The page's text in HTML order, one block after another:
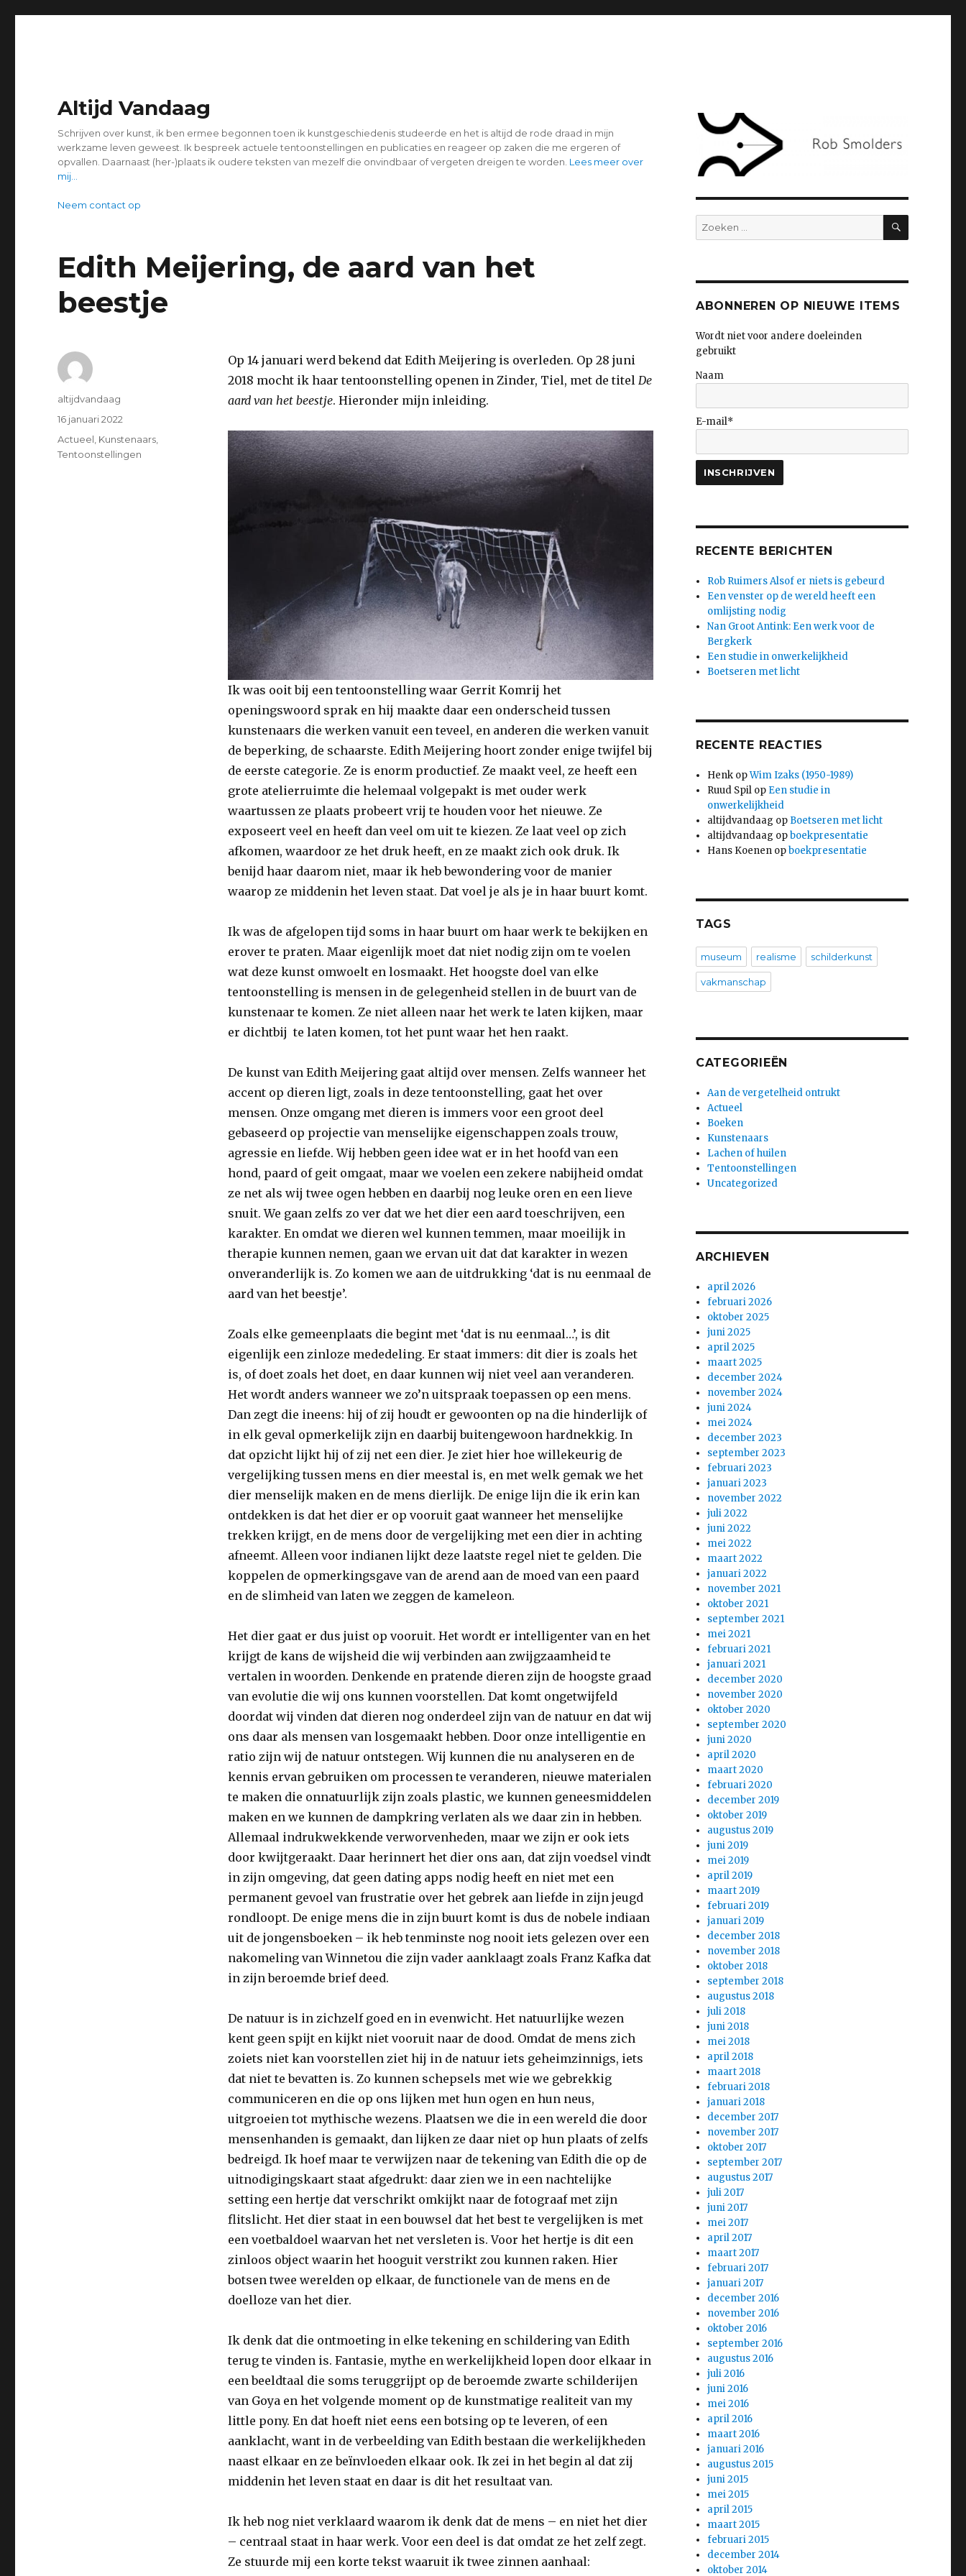
Altijd Vandaag
Schrijven over kunst, ik ben ermee begonnen toen ik kunstgeschiedenis studeerde en het is altijd de rode draad in mijn
werkzame leven geweest. Ik bespreek actuele tentoonstellingen en publicaties en reageer op zaken die me ergeren of
opvallen. Daarnaast (her-)plaats ik oudere teksten van mezelf die onvindbaar of vergeten dreigen te worden. Lees meer over
mij...
Neem contact op
Edith Meijering, de aard van het
beestje
Op 14 januari werd bekend dat Edith Meijering is overleden. Op 28 juni
2018 mocht ik haar tentoonstelling openen in Zinder, Tiel, met de titel De
aard van het beestje. Hieronder mijn inleiding.
Ik was ooit bij een tentoonstelling waar Gerrit Komrij het
openingswoord sprak en hij maakte daar een onderscheid tussen
kunstenaars die werken vanuit een teveel, en anderen die werken vanuit
de beperking, de schaarste. Edith Meijering hoort zonder enige twijfel bij
de eerste categorie. Ze is enorm productief. Ze maakt veel, ze heeft een
grote atelierruimte die helemaal volgepakt is met ouder werk
waartussen ze plaats probeert vrij te houden voor het nieuwe. Ze
exposeert veel en heeft dan veel om uit te kiezen. Ze laat veel op zich
afkomen, waardoor ze het druk heeft, en ze maakt zich ook druk. Ik
benijd haar daarom niet, maar ik heb bewondering voor de manier
waarop ze middenin het leven staat. Dat voel je als je in haar buurt komt.
Ik was de afgelopen tijd soms in haar buurt om haar werk te bekijken en
erover te praten. Maar eigenlijk moet dat niet nodig zijn om te voelen
wat deze kunst omwoelt en losmaakt. Het hoogste doel van elke
tentoonstelling is mensen in de gelegenheid stellen in de buurt van de
kunstenaar te komen. Ze niet alleen naar het werk te laten kijken, maar
er dichtbij te laten komen, tot het punt waar het hen raakt.
De kunst van Edith Meijering gaat altijd over mensen. Zelfs wanneer het
accent op dieren ligt, zoals in deze tentoonstelling, gaat het over
mensen. Onze omgang met dieren is immers voor een groot deel
gebaseerd op projectie van menselijke eigenschappen zoals trouw,
agressie en liefde. Wij hebben geen idee wat er in het hoofd van een
hond, paard of geit omgaat, maar we voelen een zekere nabijheid omdat
ze net als wij twee ogen hebben en daarbij nog leuke oren en een lieve
snuit. We gaan zelfs zo ver dat we het dier een aard toeschrijven, een
karakter. En omdat we dieren wel kunnen temmen, maar moeilijk in
therapie kunnen nemen, gaan we ervan uit dat dat karakter in wezen
onveranderlijk is. Zo komen we aan de uitdrukking ‘dat is nu eenmaal de
aard van het beestje’.
Zoals elke gemeenplaats die begint met ‘dat is nu eenmaal…’, is dit
eigenlijk een zinloze mededeling. Er staat immers: dit dier is zoals het
is, of doet zoals het doet, en daar kunnen wij niet veel aan veranderen.
Het wordt anders wanneer we zo’n uitspraak toepassen op een mens.
Dan zegt die ineens: hij of zij houdt er gewoonten op na die hinderlijk of
in elk geval opmerkelijk zijn en daarbij buitengewoon hardnekkig. In
dat opzicht lijkt hij of zij net een dier. Je ziet hier hoe willekeurig de
vergelijking tussen mens en dier meestal is, en met welk gemak we het
dier menselijk maken en de mens dierlijk. De enige lijn die ik erin kan
ontdekken is dat het dier er op vooruit gaat wanneer het menselijke
trekken krijgt, en de mens door de vergelijking met een dier in achting
afneemt. Alleen voor indianen lijkt deze laatste regel niet te gelden. Die
koppelen de opmerkingsgave van de arend aan de moed van een paard
en de slimheid van laten we zeggen de kameleon.
Het dier gaat er dus juist op vooruit. Het wordt er intelligenter van en het
krijgt de kans de wijsheid die wij verbinden aan zwijgzaamheid te
vertalen in woorden. Denkende en pratende dieren zijn de hoogste graad
van evolutie die wij ons kunnen voorstellen. Dat komt ongetwijfeld
doordat wij vinden dat dieren nog onderdeel zijn van de natuur en dat wij
ons daar als mensen van losgemaakt hebben. Door onze intelligentie en
ratio zijn wij de natuur ontstegen. Wij kunnen die nu analyseren en de
kennis ervan gebruiken om processen te veranderen, nieuwe materialen
te maken die onnatuurlijk zijn zoals plastic, we kunnen geneesmiddelen
maken en we kunnen de dampkring verlaten als we daar zin in hebben.
Allemaal indrukwekkende verworvenheden, maar we zijn er ook iets
door kwijtgeraakt. Daar herinnert het dier ons aan, dat zijn voedsel vindt
in zijn omgeving, dat geen dating apps nodig heeft en niet met een
permanent gevoel van frustratie over het gebrek aan liefde in zijn jeugd
rondloopt. De enige mens die in zijn buurt komt is dus de nobele indiaan
uit de jongensboeken – ik heb tenminste nog nooit iets gelezen over een
nakomeling van Winnetou die zijn vader aanklaagt zoals Franz Kafka dat
in zijn beroemde brief deed.
De natuur is in zichzelf goed en in evenwicht. Het natuurlijke wezen
kent geen spijt en kijkt niet vooruit naar de dood. Omdat de mens zich
zoiets niet kan voorstellen ziet hij in de natuur iets geheimzinnigs, iets
dat niet te bevatten is. Zo kunnen schepsels met wie we gebrekkig
communiceren en die op ons lijken met hun ogen en hun neus,
uitgroeien tot mythische wezens. Plaatsen we die in een wereld die door
mensenhanden is gemaakt, dan lijken ze daar niet op hun plaats of zelfs
bedreigd. Ik hoef maar te verwijzen naar de tekening van Edith die op de
uitnodigingskaart staat afgedrukt: daar zien we in een nachtelijke
setting een hertje dat verschrikt omkijkt naar de fotograaf met zijn
flitslicht. Het dier staat in een bouwsel dat het best te vergelijken is met
een voetbaldoel waarvan het net versleten is. Voor het hertje is dit een
zinloos object waarin het hooguit verstrikt zou kunnen raken. Hier
botsen twee werelden op elkaar, de functionele van de mens en de
doelloze van het dier.
Ik denk dat die ontmoeting in elke tekening en schildering van Edith
terug te vinden is. Fantasie, mythe en werkelijkheid lopen door elkaar in
een beeldtaal die soms teruggrijpt op de beroemde zwarte schilderijen
van Goya en het volgende moment op de kunstmatige realiteit van my
little pony. En dat hoeft niet eens een botsing op te leveren, of een
aanklacht, want in de verbeelding van Edith bestaan die werkelijkheden
naast elkaar en ze beïnvloeden elkaar ook. Ik zei in het begin al dat zij
middenin het leven staat en daar is dit het resultaat van.
Ik heb nog niet verklaard waarom ik denk dat de mens – en niet het dier
– centraal staat in haar werk. Voor een deel is dat omdat ze het zelf zegt.
Ze stuurde mij een korte tekst waaruit ik twee zinnen aanhaal:
Auteur
altijdvandaag
Geplaatst
16 januari 2022
Categorieën
Actueel Kunstenaars
Tentoonstellingen
Zoeken
naar:
ZOEKEN
ABONNEREN OP NIEUWE ITEMS
Wordt niet voor andere doeleinden
gebruikt
Naam
E-mail*
RECENTE BERICHTEN
Rob Ruimers Alsof er niets is gebeurd
Een venster op de wereld heeft een
omlijsting nodig
Nan Groot Antink: Een werk voor de
Bergkerk
Een studie in onwerkelijkheid
Boetseren met licht
RECENTE REACTIES
Henk opWim Izaks (1950-1989)
Ruud Spil op Een studie in
onwerkelijkheid
altijdvandaag op Boetseren met licht
altijdvandaag opboekpresentatie
Hans Koenen opboekpresentatie
TAGS
museum realisme schilderkunst
vakmanschap
CATEGORIEËN
Aan de vergetelheid ontrukt
Actueel
Boeken
Kunstenaars
Lachen of huilen
Tentoonstellingen
Uncategorized
ARCHIEVEN
april 2026
februari 2026
oktober 2025
juni 2025
april 2025
maart 2025
december 2024
november 2024
juni 2024
mei 2024
december 2023
september 2023
februari 2023
januari 2023
november 2022
juli 2022
juni 2022
mei 2022
maart 2022
januari 2022
november 2021
oktober 2021
september 2021
mei 2021
februari 2021
januari 2021
december 2020
november 2020
oktober 2020
september 2020
juni 2020
april 2020
maart 2020
februari 2020
december 2019
oktober 2019
augustus 2019
juni 2019
mei 2019
april 2019
maart 2019
februari 2019
januari 2019
december 2018
november 2018
oktober 2018
september 2018
augustus 2018
juli 2018
juni 2018
mei 2018
april 2018
maart 2018
februari 2018
januari 2018
december 2017
november 2017
oktober 2017
september 2017
augustus 2017
juli 2017
juni 2017
mei 2017
april 2017
maart 2017
februari 2017
januari 2017
december 2016
november 2016
oktober 2016
september 2016
augustus 2016
juli 2016
juni 2016
mei 2016
april 2016
maart 2016
januari 2016
augustus 2015
juni 2015
mei 2015
april 2015
maart 2015
februari 2015
december 2014
oktober 2014